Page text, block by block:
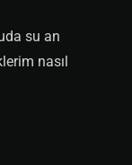
su an
nasıl